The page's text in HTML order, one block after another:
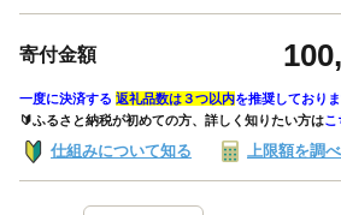
寄付金額
一度に決済する 返礼品数は３つ以内を推奨しておりま
🔰ふるさと納税が初めての方、詳しく知りたい方はこ
仕組みについて知る 上限額を調